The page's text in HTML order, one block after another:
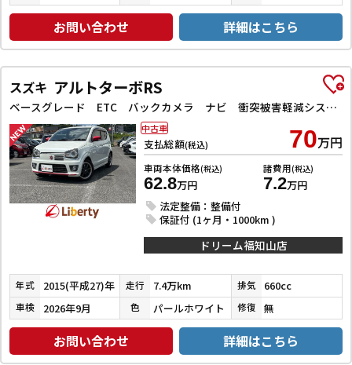
お問い合わせ 詳細はこちら
スズキ アルトターボRS
ベースグレード ETC バックカメラ ナビ 衝突被害軽減システム オートライト HID スマートキー アイドリングストップ 電動格納ミラー シートヒーター AT 盗難防止システム ABS ESC アルミホイール
支払総額(税込) 70万円
車両本体価格(税込)
62.8万円
諸費用(税込)
7.2万円
法定整備：整備付
保証付 (1ヶ月・1000km )
中古車
ドリーム福知山店
年式 2015(平成27)年 走行 7.4万km 排気 660cc
車検 2026年9月 色 パールホワイト 修復 無
お問い合わせ 詳細はこちら